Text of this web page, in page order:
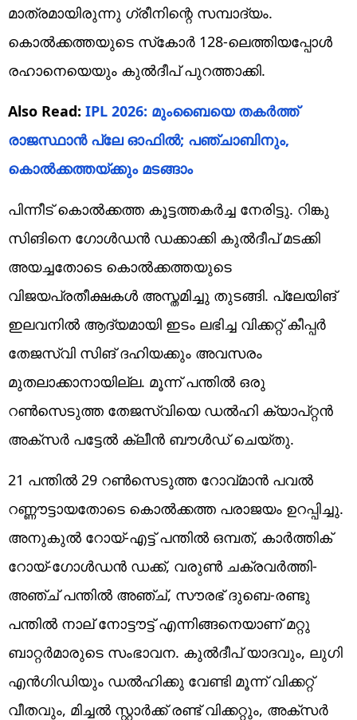
മാത്രമായിരുന്നു ഗ്രീനിന്റെ സമ്പാദ്യം.
കൊല്‍ക്കത്തയുടെ സ്‌കോര്‍ 128-ലെത്തിയപ്പോള്‍
രഹാനെയെയും കുല്‍ദീപ് പുറത്താക്കി.
Also Read: IPL 2026: മുംബൈയെ തകര്‍ത്ത്
രാജസ്ഥാന്‍ പ്ലേ ഓഫില്‍; പഞ്ചാബിനും,
കൊല്‍ക്കത്തയ്ക്കും മടങ്ങാം
പിന്നീട് കൊല്‍ക്കത്ത കൂട്ടത്തകര്‍ച്ച നേരിട്ടു. റിങ്കു
സിങിനെ ഗോള്‍ഡന്‍ ഡക്കാക്കി കുല്‍ദീപ് മടക്കി
അയച്ചതോടെ കൊല്‍ക്കത്തയുടെ
വിജയപ്രതീക്ഷകള്‍ അസ്തമിച്ചു തുടങ്ങി. പ്ലേയിങ്
ഇലവനില്‍ ആദ്യമായി ഇടം ലഭിച്ച വിക്കറ്റ് കീപ്പര്‍
തേജസ്വി സിങ് ദഹിയക്കും അവസരം
മുതലാക്കാനായില്ല. മൂന്ന് പന്തില്‍ ഒരു
റണ്‍സെടുത്ത തേജസ്വിയെ ഡല്‍ഹി ക്യാപ്റ്റന്‍
അക്‌സര്‍ പട്ടേല്‍ ക്ലീന്‍ ബൗള്‍ഡ് ചെയ്തു.
21 പന്തില്‍ 29 റണ്‍സെടുത്ത റോവ്മാന്‍ പവല്‍
റണ്ണൗട്ടായതോടെ കൊല്‍ക്കത്ത പരാജയം ഉറപ്പിച്ചു.
അനുകുല്‍ റോയ്-എട്ട് പന്തില്‍ ഒമ്പത്, കാര്‍ത്തിക്
റോയ്-ഗോള്‍ഡന്‍ ഡക്ക്, വരുണ്‍ ചക്രവര്‍ത്തി-
അഞ്ച് പന്തില്‍ അഞ്ച്, സൗരഭ് ദുബെ-രണ്ടു
പന്തില്‍ നാല് നോട്ടൗട്ട് എന്നിങ്ങനെയാണ് മറ്റു
ബാറ്റര്‍മാരുടെ സംഭാവന. കുല്‍ദീപ് യാദവും, ലുഗി
എന്‍ഗിഡിയും ഡല്‍ഹിക്കു വേണ്ടി മൂന്ന് വിക്കറ്റ്
വീതവും, മിച്ചല്‍ സ്റ്റാര്‍ക്ക് രണ്ട് വിക്കറ്റും, അക്‌സര്‍